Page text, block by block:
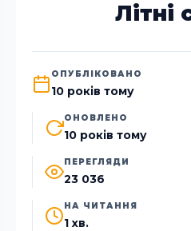
Літні
ОПУБЛІКОВАНО
10 років тому
ОНОВЛЕНО
10 років тому
ПЕРЕГЛЯДИ
23 036
НА ЧИТАННЯ
1 хв.